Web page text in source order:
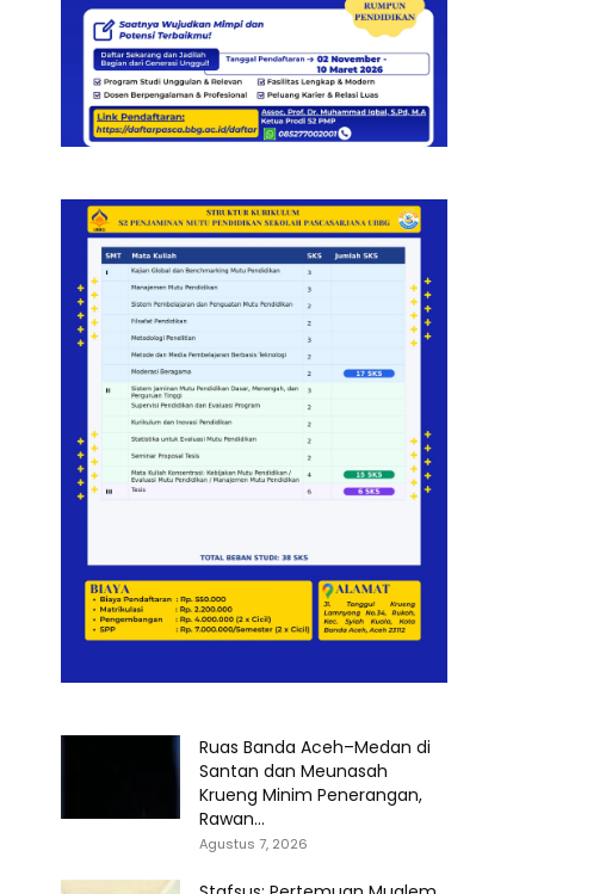
Ruas Banda Aceh–Medan di
Santan dan Meunasah
Krueng Minim Penerangan,
Rawan...
Agustus 7, 2026